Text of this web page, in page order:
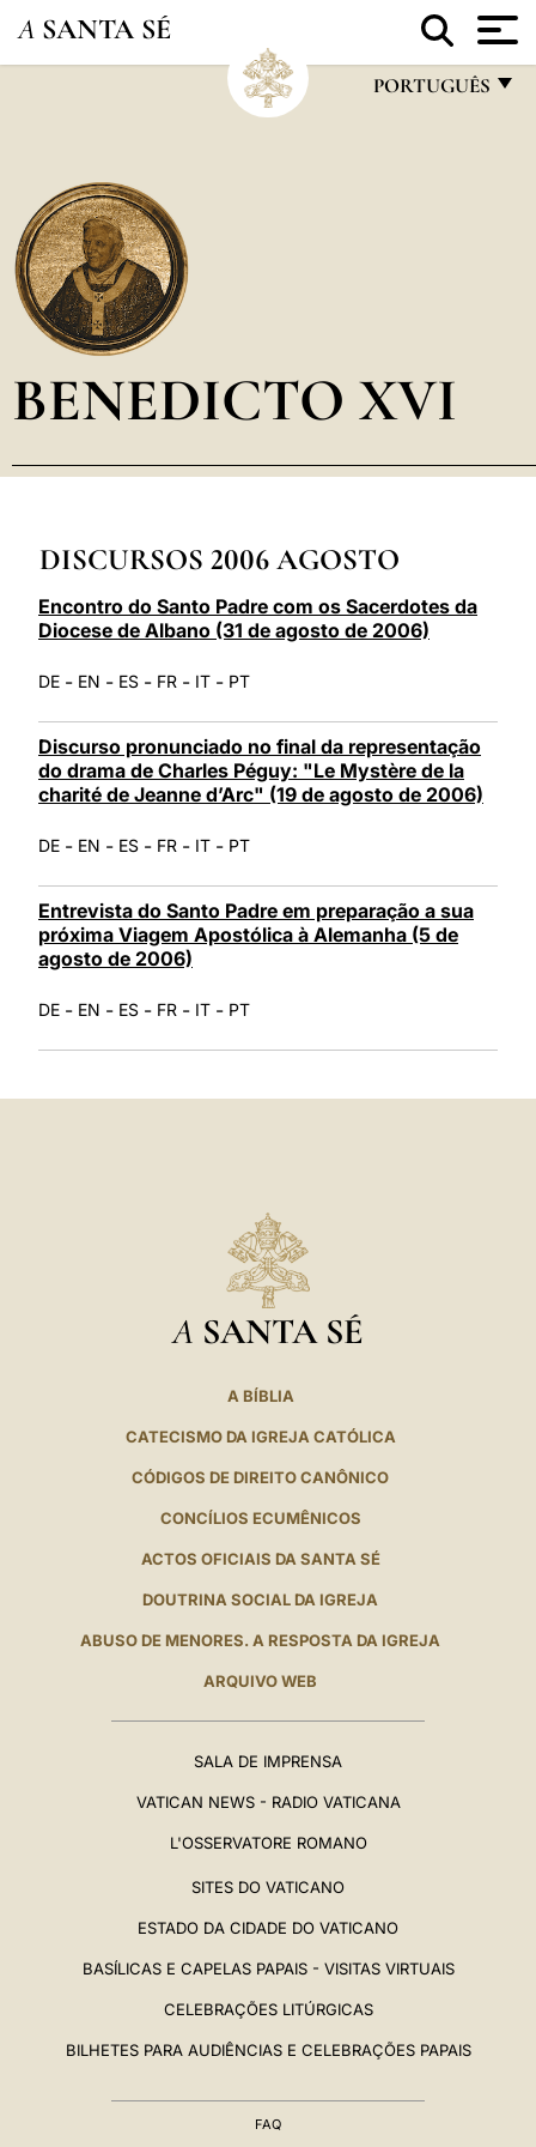
A SANTA SÉ
PORTUGUÊS
POLSKI
العربيّة
LATINE
BENEDICTO XVI
DISCURSOS 2006 AGOSTO
Encontro do Santo Padre com os Sacerdotes da
Diocese de Albano (31 de agosto de 2006)
DE - EN - ES - FR - IT - PT
Discurso pronunciado no final da representação
do drama de Charles Péguy: "Le Mystère de la
charité de Jeanne d’Arc" (19 de agosto de 2006)
DE - EN - ES - FR - IT - PT
Entrevista do Santo Padre em preparação a sua
próxima Viagem Apostólica à Alemanha (5 de
agosto de 2006)
DE - EN - ES - FR - IT - PT
A SANTA SÉ
A BÍBLIA
CATECISMO DA IGREJA CATÓLICA
CÓDIGOS DE DIREITO CANÔNICO
CONCÍLIOS ECUMÊNICOS
ACTOS OFICIAIS DA SANTA SÉ
DOUTRINA SOCIAL DA IGREJA
ABUSO DE MENORES. A RESPOSTA DA IGREJA
ARQUIVO WEB
SALA DE IMPRENSA
VATICAN NEWS - RADIO VATICANA
L'OSSERVATORE ROMANO
SITES DO VATICANO
ESTADO DA CIDADE DO VATICANO
BASÍLICAS E CAPELAS PAPAIS - VISITAS VIRTUAIS
CELEBRAÇÕES LITÚRGICAS
BILHETES PARA AUDIÊNCIAS E CELEBRAÇÕES PAPAIS
FAQ